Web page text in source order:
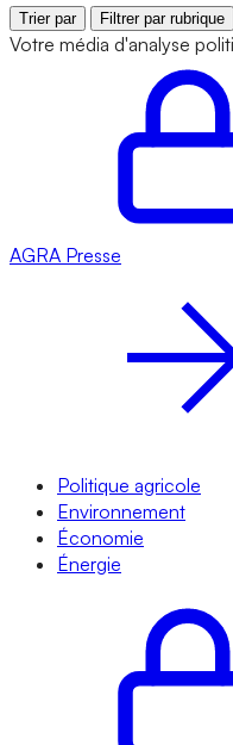
Trier par Filtrer par rubrique
Votre média d'analyse
AGRA Presse
Politique agricole
Environnement
Économie
Énergie